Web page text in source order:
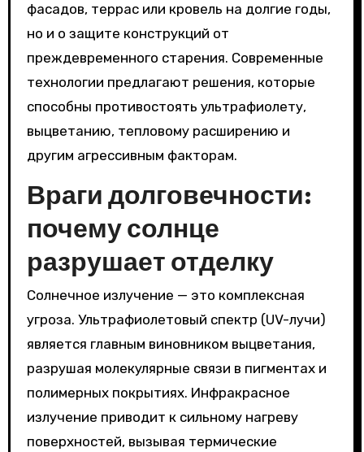
фасадов, террас или кровель на долгие годы,
но и о защите конструкций от
преждевременного старения. Современные
технологии предлагают решения, которые
способны противостоять ультрафиолету,
выцветанию, тепловому расширению и
другим агрессивным факторам.
Враги долговечности:
почему солнце
разрушает отделку
Солнечное излучение — это комплексная
угроза. Ультрафиолетовый спектр (UV-лучи)
является главным виновником выцветания,
разрушая молекулярные связи в пигментах и
полимерных покрытиях. Инфракрасное
излучение приводит к сильному нагреву
поверхностей, вызывая термические